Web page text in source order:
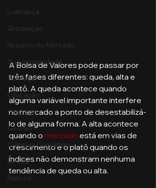
Liderança
Graduação
Resumo do Mercado
Sua comunidade
Começar
Educação
Emprego
Gestão
Ciências Contábeis
Direito
Bancos
A Bolsa de Valores pode passar por
três fases diferentes: queda, alta e
platô. A queda acontece quando
alguma variável importante interfere
no mercado a ponto de desestabilizá-
lo de alguma forma. A alta acontece
quando o mercado está em vias de
crescimento e o platô quando os
índices não demonstram nenhuma
tendência de queda ou alta.